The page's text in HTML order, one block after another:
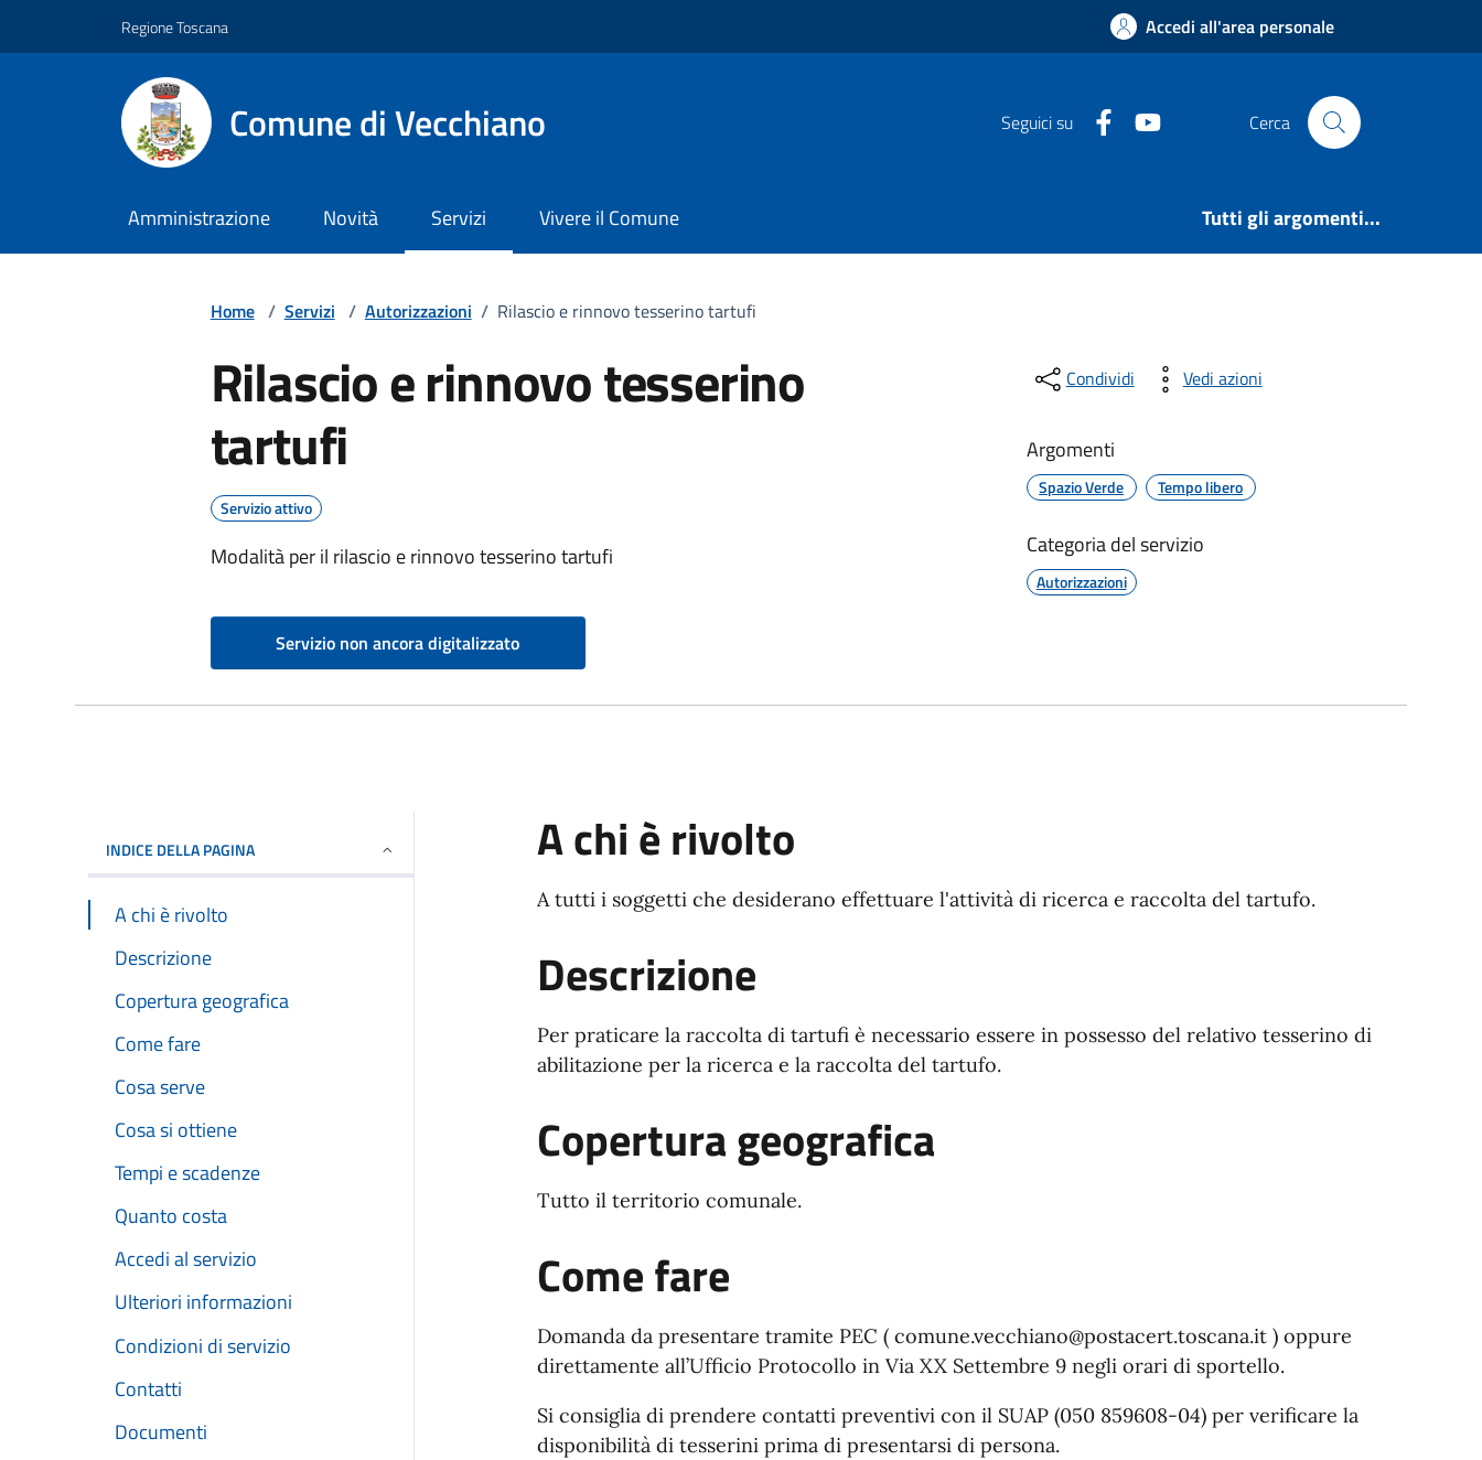
Regione Toscana Accedi all'area personale
Comune di Vecchiano Seguici su FacebookYoutube Cerca
Amministrazione Novità Servizi Vivere il Comune Tutti gli argomenti...
Home / Servizi / Autorizzazioni / Rilascio e rinnovo tesserino tartufi
Rilascio e rinnovo tesserino
tartufi
Servizio attivo
Modalità per il rilascio e rinnovo tesserino tartufi
Servizio non ancora digitalizzato
Condividi Vedi azioni
Argomenti
Spazio Verde Tempo libero
Categoria del servizio
Autorizzazioni
INDICE DELLA PAGINA
A chi è rivolto
Descrizione
Copertura geografica
Come fare
Cosa serve
Cosa si ottiene
Tempi e scadenze
Quanto costa
Accedi al servizio
Ulteriori informazioni
Condizioni di servizio
Contatti
Documenti
A chi è rivolto
A tutti i soggetti che desiderano effettuare l'attività di ricerca e raccolta del tartufo.
Descrizione
Per praticare la raccolta di tartufi è necessario essere in possesso del relativo tesserino di
abilitazione per la ricerca e la raccolta del tartufo.
Copertura geografica
Tutto il territorio comunale.
Come fare
Domanda da presentare tramite PEC ( comune.vecchiano@postacert.toscana.it) oppure
direttamente all’Ufficio Protocollo in Via XX Settembre 9 negli orari di sportello.
Si consiglia di prendere contatti preventivi con il SUAP (050 859608-04) per verificare la
disponibilità di tesserini prima di presentarsi di persona.